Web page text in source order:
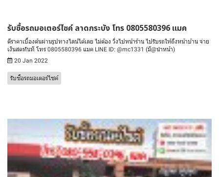
รับซื้อรถมอเตอร์ไซค์ ลาดกระบัง โทร 0805580396 แมค
ตีราคาเบื้องต้นผ่านรูปทางไลน์ได้เลย ไม่ต้อง วิ่งไปหน้าร้าน ไปรับรถให้ถึงหน้าบ้าน จ่าย
เงินสดทันที โทร 0805580396 แมค LINE ID: @mc1331 (มี@นำหน้า)
20 Jan 2022
รับซื้อรถมอเตอร์ไซค์